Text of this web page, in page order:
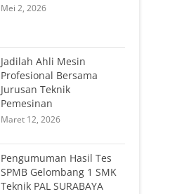
Mei 2, 2026
Jadilah Ahli Mesin
Profesional Bersama
Jurusan Teknik
Pemesinan
Maret 12, 2026
Pengumuman Hasil Tes
SPMB Gelombang 1 SMK
Teknik PAL SURABAYA